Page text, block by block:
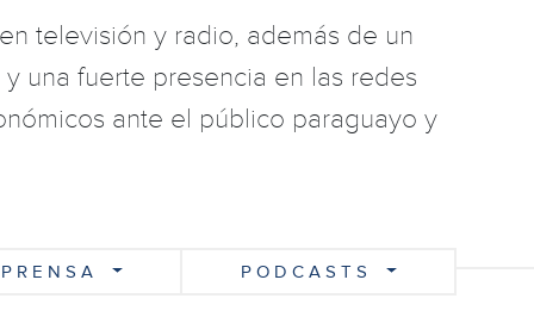
televisión y radio, además de un
una fuerte presencia en las redes
ante el público paraguayo y
PRENSA PODCASTS